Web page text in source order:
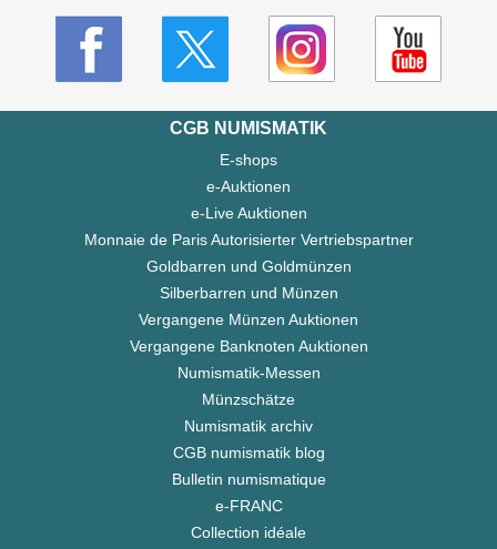
CGB NUMISMATIK
E-shops
e-Auktionen
e-Live Auktionen
Monnaie de Paris Autorisierter Vertriebspartner
Goldbarren und Goldmünzen
Silberbarren und Münzen
Vergangene Münzen Auktionen
Vergangene Banknoten Auktionen
Numismatik-Messen
Münzschätze
Numismatik archiv
CGB numismatik blog
Bulletin numismatique
e-FRANC
Collection idéale